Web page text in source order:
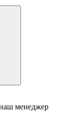
менеджер